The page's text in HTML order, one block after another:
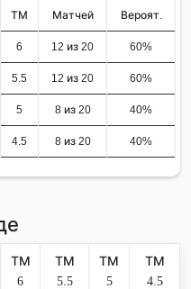
ТМ Матчей Вероят.
6 12 из 20 60%
5.5 12 из 20 60%
5 8 из 20 40%
4.5 8 из 20 40%
ТМ
6
ТМ
5.5
ТМ
5
ТМ
4.5